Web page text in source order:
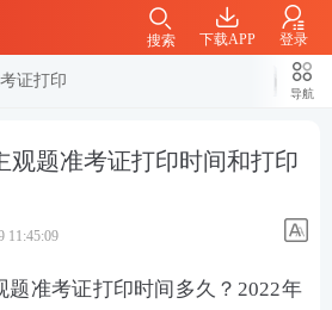
下载APP 登录
搜索
证打印
导航
观题准考证打印时间和打印
11:45:09
题准考证打印时间多久？2022年